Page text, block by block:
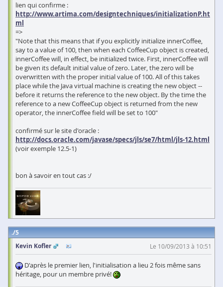
lien qui confirme :
http://www.artima.com/designtechniques/initializationP.ht
ml
=>
"Note that this means that if you explicitly initialize innerCoffee,
say to a value of 100, then when each CoffeeCup object is created,
innerCoffee will, in effect, be initialized twice. First, innerCoffee will
be given its default initial value of zero. Later, the zero will be
overwritten with the proper initial value of 100. All of this takes
place while the Java virtual machine is creating the new object --
before it returns the reference to the new object. By the time the
reference to a new CoffeeCup object is returned from the new
operator, the innerCoffee field will be set to 100"
confirmé sur le site d'oracle :
http://docs.oracle.com/javase/specs/jls/se7/html/jls-12.html
(voir exemple 12.5-1)
bon à savoir en tout cas :/
5
Kevin Kofler
Le 10/09/2013 à 10:51
D'après le premier lien, l'initialisation a lieu 2 fois même sans
héritage, pour un membre privé!